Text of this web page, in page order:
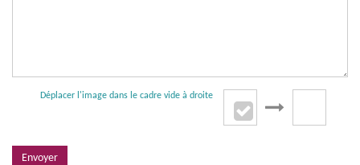
Déplacer l'image dans le cadre vide à droite
Envoyer